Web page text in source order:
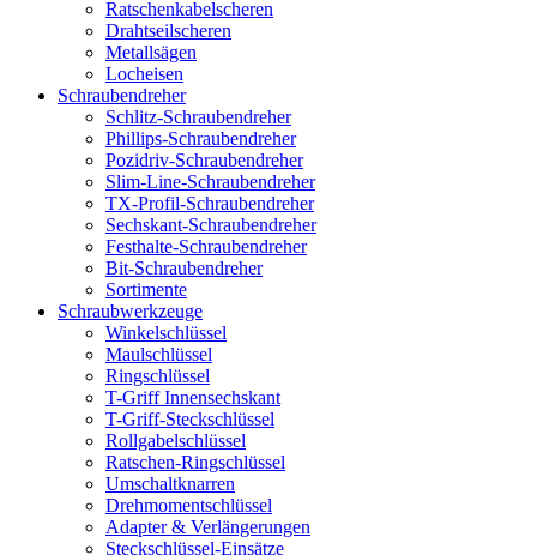
Ratschenkabelscheren
Drahtseilscheren
Metallsägen
Locheisen
Schraubendreher
Schlitz-Schraubendreher
Phillips-Schraubendreher
Pozidriv-Schraubendreher
Slim-Line-Schraubendreher
TX-Profil-Schraubendreher
Sechskant-Schraubendreher
Festhalte-Schraubendreher
Bit-Schraubendreher
Sortimente
Schraubwerkzeuge
Winkelschlüssel
Maulschlüssel
Ringschlüssel
T-Griff Innensechskant
T-Griff-Steckschlüssel
Rollgabelschlüssel
Ratschen-Ringschlüssel
Umschaltknarren
Drehmomentschlüssel
Adapter & Verlängerungen
Steckschlüssel-Einsätze